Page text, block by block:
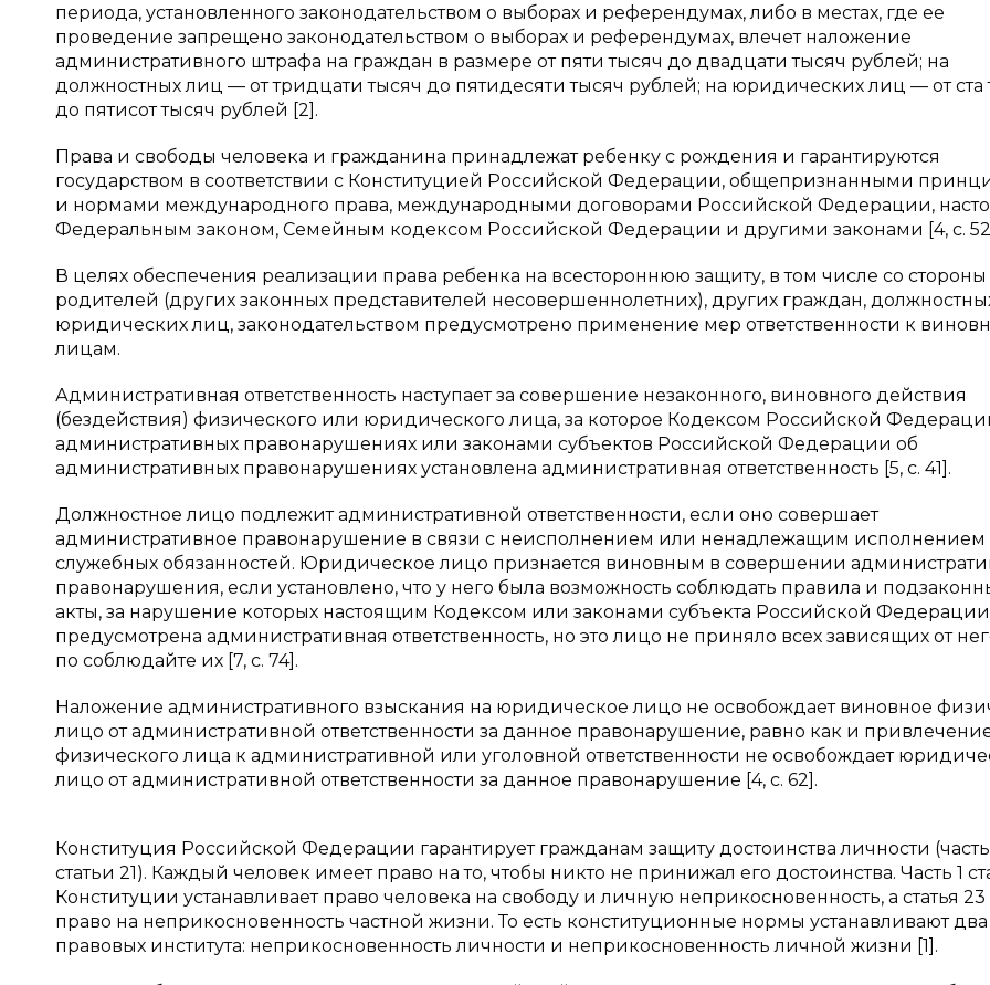
периода, установленного законодательством о выборах и референдумах, либо в местах, где ее
проведение запрещено законодательством о выборах и референдумах, влечет наложение
административного штрафа на граждан в размере от пяти тысяч до двадцати тысяч рублей; на
должностных лиц — от тридцати тысяч до пятидесяти тысяч рублей; на юридических лиц — от ста
до пятисот тысяч рублей [2].
Права и свободы человека и гражданина принадлежат ребенку с рождения и гарантируются
государством в соответствии с Конституцией Российской Федерации, общепризнанными
и нормами международного права, международными договорами Российской Федерации,
Федеральным законом, Семейным кодексом Российской Федерации и другими законами [4, с.
В целях обеспечения реализации права ребенка на всестороннюю защиту, в том числе со стороны
родителей (других законных представителей несовершеннолетних), других граждан,
юридических лиц, законодательством предусмотрено применение мер ответственности к
лицам.
Административная ответственность наступает за совершение незаконного, виновного действия
(бездействия) физического или юридического лица, за которое Кодексом Российской
административных правонарушениях или законами субъектов Российской Федерации об
административных правонарушениях установлена административная ответственность [5, с. 41].
Должностное лицо подлежит административной ответственности, если оно совершает
административное правонарушение в связи с неисполнением или ненадлежащим исполнением
служебных обязанностей. Юридическое лицо признается виновным в совершении
правонарушения, если установлено, что у него была возможность соблюдать правила и
акты, за нарушение которых настоящим Кодексом или законами субъекта Российской Федерации
предусмотрена административная ответственность, но это лицо не приняло всех зависящих от
по соблюдайте их [7, с. 74].
Наложение административного взыскания на юридическое лицо не освобождает виновное
лицо от административной ответственности за данное правонарушение, равно как и
физического лица к административной или уголовной ответственности не освобождает
лицо от административной ответственности за данное правонарушение [4, с. 62].
Конституция Российской Федерации гарантирует гражданам защиту достоинства личности (часть
статьи 21). Каждый человек имеет право на то, чтобы никто не принижал его достоинства. Часть 1
Конституции устанавливает право человека на свободу и личную неприкосновенность, а статья
право на неприкосновенность частной жизни. То есть конституционные нормы устанавливают два
правовых института: неприкосновенность личности и неприкосновенность личной жизни [1].